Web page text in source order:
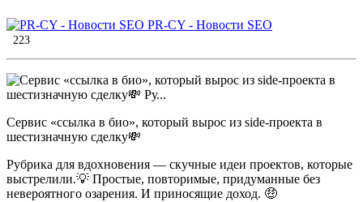
PR-CY - Новости SEO
223
Сервис «ссылка в био», который вырос из side-проекта в
шестизначную сделку💸
Рубрика для вдохновения — скучные идеи проектов, которые
выстрелили.💡 Простые, повторимые, придуманные без
невероятного озарения. И приносящие доход. 🤑